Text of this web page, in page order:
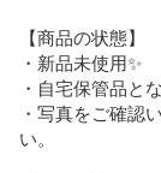
【商品の状態】
・新品未使用✨
・自宅保管品と
・写真をご確認
い。